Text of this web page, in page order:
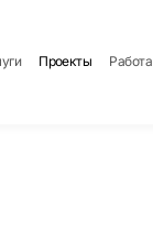
Проекты Работа